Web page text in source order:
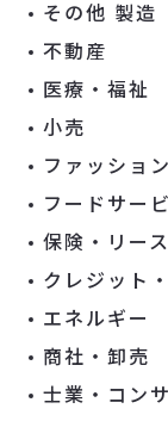
その他 製造
不動産
医療・福祉
小売
ファッション
フードサー
保険・リース
クレジット
エネルギー
商社・卸売
士業・コン